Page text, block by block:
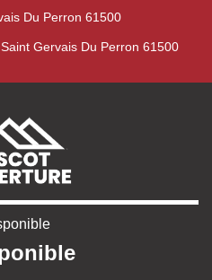
Du Perron 61500
Gervais Du Perron 61500